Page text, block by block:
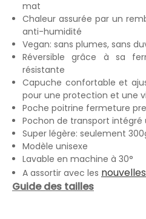
mat
Chaleur assurée par un
anti-humidité
Vegan: sans plumes, sans
Réversible grâce à sa
résistante
Capuche confortable et
pour une protection et une
Poche poitrine fermeture
Pochon de transport intégré
Super légère: seulement
Modèle unisexe
Lavable en machine à 30°
A assortir avec les
Guide des tailles